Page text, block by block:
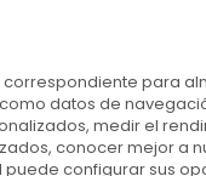
correspondiente para
datos de
medir el
conocer mejor a
configurar sus